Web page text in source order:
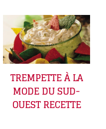
TREMPETTE À LA
MODE DU SUD-
OUEST RECETTE